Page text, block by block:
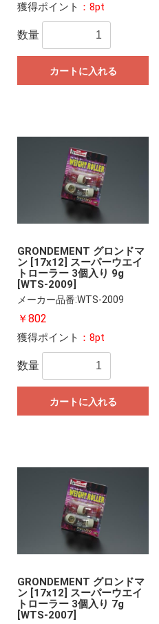
獲得ポイント ：8pt
数量
カートに入れる
GRONDEMENT グロンドマ
ン [17x12] スーパーウエイ
トローラー 3個入り 9g
[WTS-2009]
メーカー品番:WTS-2009
￥802
獲得ポイント ：8pt
数量
カートに入れる
GRONDEMENT グロンドマ
ン [17x12] スーパーウエイ
トローラー 3個入り 7g
[WTS-2007]